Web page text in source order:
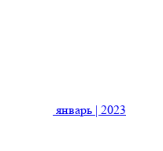
январь | 2023